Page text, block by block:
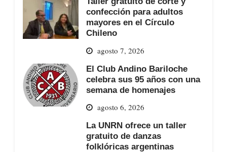
confección para adultos
mayores en el Círculo
Chileno
agosto 7, 2026
El Club Andino Bariloche
celebra sus 95 años con una
semana de homenajes
agosto 6, 2026
La UNRN ofrece un taller
gratuito de danzas
folklóricas argentinas